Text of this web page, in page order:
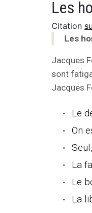
Citation
Les
Jacques
sont
Jacques
Le
On
La
Le
La